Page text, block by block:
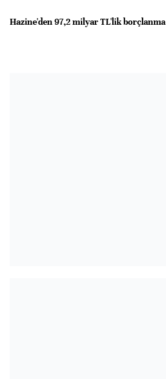
Hazine'den 97,2 milyar TL'lik borçlanma